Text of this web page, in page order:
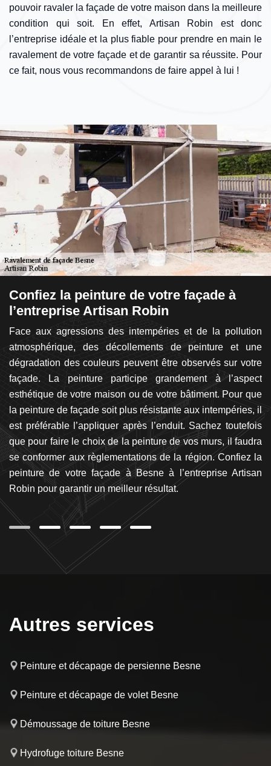
pouvoir ravaler la façade de votre maison dans la meilleure
condition qui soit. En effet, Artisan Robin est donc
l’entreprise idéale et la plus fiable pour prendre en main le
ravalement de votre façade et de garantir sa réussite. Pour
ce fait, nous vous recommandons de faire appel à lui !
Confiez la peinture de votre façade à
l’entreprise Artisan Robin
Face aux agressions des intempéries et de la pollution
atmosphérique, des décollements de peinture et une
dégradation des couleurs peuvent être observés sur votre
façade. La peinture participe grandement à l’aspect
esthétique de votre maison ou de votre bâtiment. Pour que
la peinture de façade soit plus résistante aux intempéries, il
est préférable l’appliquer après l’enduit. Sachez toutefois
que pour faire le choix de la peinture de vos murs, il faudra
se conformer aux règlementations de la région. Confiez la
peinture de votre façade à Besne à l’entreprise Artisan
Robin pour garantir un meilleur résultat.
Autres services
Peinture et décapage de persienne Besne
Peinture et décapage de volet Besne
Démoussage de toiture Besne
Hydrofuge toiture Besne